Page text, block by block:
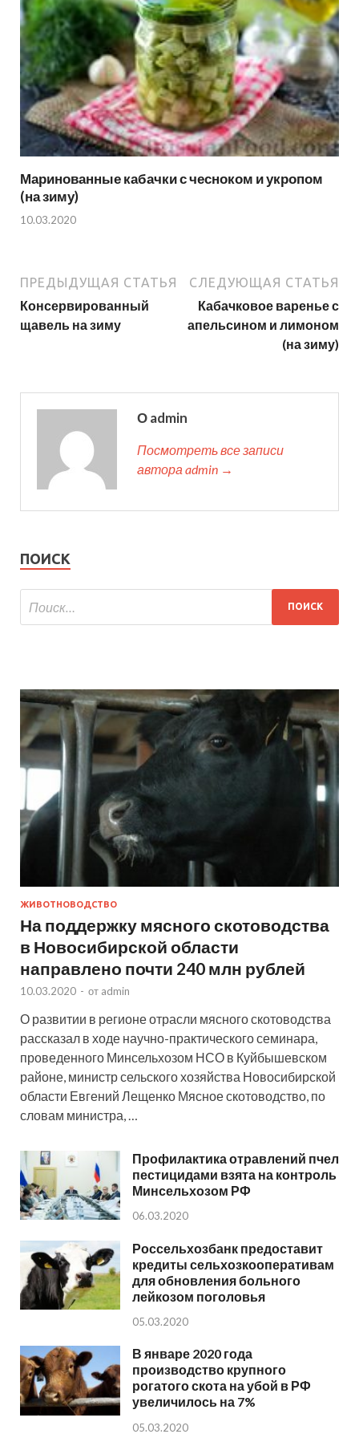
Маринованные кабачки с чесноком и укропом
(на зиму)
10.03.2020
ПРЕДЫДУЩАЯ СТАТЬЯ
Консервированный
щавель на зиму
СЛЕДУЮЩАЯ СТАТЬЯ
Кабачковое варенье с
апельсином и лимоном
(на зиму)
О admin
Посмотреть все записи
автора admin →
ПОИСК
ЖИВОТНОВОДСТВО
На поддержку мясного скотоводства
в Новосибирской области
направлено почти 240 млн рублей
10.03.2020 - от admin
О развитии в регионе отрасли мясного скотоводства
рассказал в ходе научно-практического семинара,
проведенного Минсельхозом НСО в Куйбышевском
районе, министр сельского хозяйства Новосибирской
области Евгений Лещенко Мясное скотоводство, по
словам министра, …
Профилактика отравлений пчел
пестицидами взята на контроль
Минсельхозом РФ
06.03.2020
Россельхозбанк предоставит
кредиты сельхозкооперативам
для обновления больного
лейкозом поголовья
05.03.2020
В январе 2020 года
производство крупного
рогатого скота на убой в РФ
увеличилось на 7%
05.03.2020